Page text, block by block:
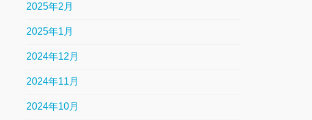
2025年2月
2025年1月
2024年12月
2024年11月
2024年10月